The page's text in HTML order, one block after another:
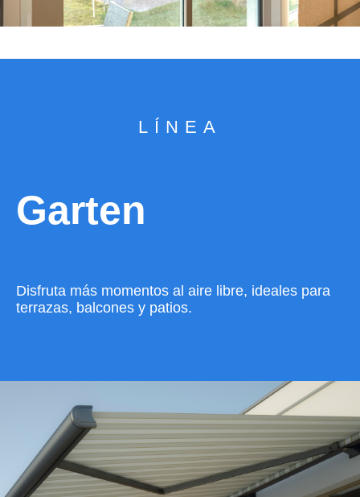
LÍNEA
Garten
Disfruta más momentos al aire libre, ideales para
terrazas, balcones y patios.